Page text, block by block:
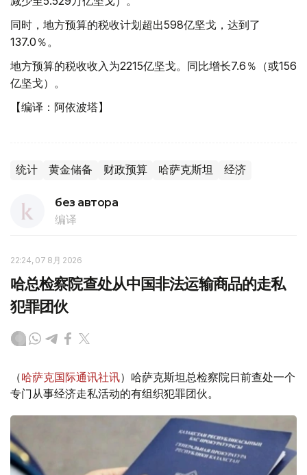
同时，地方预算的税收计划超出598亿坚戈，达到了
137.0％。
地方预算的税收收入为2215亿坚戈。同比增长7.6％（或156
亿坚戈）。
【编译：阿依波塔】
统计 黄金储备 财政预算 哈萨克斯坦 经济
без автора
编译
22:24, 07 8月 2026
哈总检察院查处从中国非法运输商品的走私
犯罪团伙
（哈萨克国际通讯社讯）哈萨克斯坦总检察院日前查处一个
专门从事经济走私活动的有组织犯罪团伙。